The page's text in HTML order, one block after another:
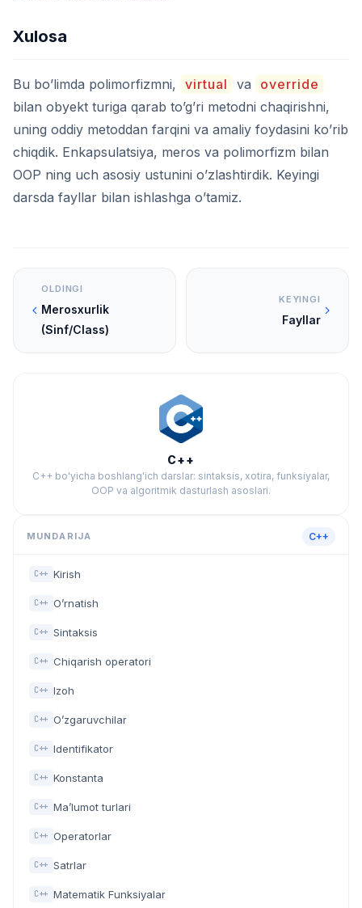
Xulosa
Bu bo’limda polimorfizmni, virtual va
override
bilan obyekt turiga qarab to’g’ri metodni chaqirishni,
uning oddiy metoddan farqini va amaliy foydasini ko’rib
chiqdik. Enkapsulatsiya, meros va polimorfizm bilan
OOP ning uch asosiy ustunini o’zlashtirdik. Keyingi
darsda fayllar bilan ishlashga o’tamiz.
OLDINGI
Merosxurlik
(Sinf/Class)
KEYINGI
Fayllar
C++
C++ bo'yicha boshlang'ich darslar: sintaksis, xotira, funksiyalar,
OOP va algoritmik dasturlash asoslari.
MUNDARIJA C++
C++ Kirish
C++ O’rnatish
C++ Sintaksis
C++ Chiqarish operatori
C++ Izoh
C++ O’zgaruvchilar
C++ Identifikator
C++ Konstanta
C++ Ma’lumot turlari
C++ Operatorlar
C++ Satrlar
C++ Matematik Funksiyalar